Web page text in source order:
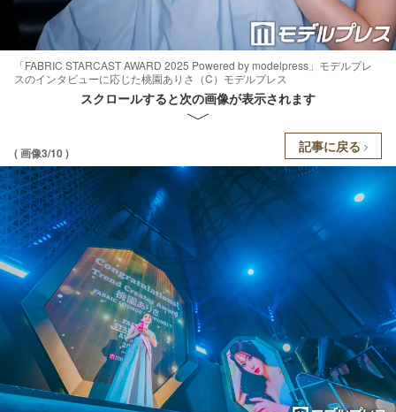
「FABRIC STARCAST AWARD 2025 Powered by modelpress」モデルプレ
スのインタビューに応じた桃園ありさ（C）モデルプレス
スクロールすると次の画像が表示されます
( 画像3/10 ) 記事に戻る